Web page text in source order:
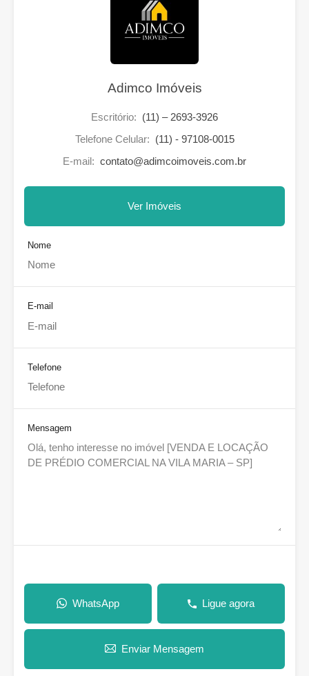
Adimco Imóveis
Escritório: (11) – 2693-3926
Telefone Celular: (11) - 97108-0015
E-mail: contato@adimcoimoveis.com.br
Ver Imóveis
Nome
E-mail
Telefone
Mensagem
WhatsApp Ligue agora
Enviar Mensagem